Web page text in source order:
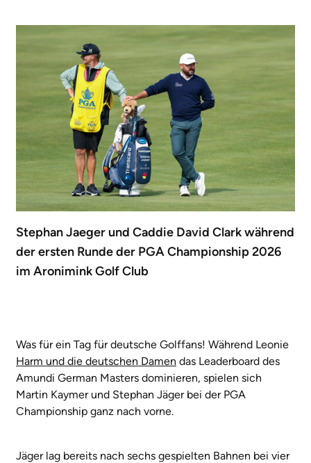
Stephan Jaeger und Caddie David Clark während
der ersten Runde der PGA Championship 2026
im Aronimink Golf Club
Was für ein Tag für deutsche Golffans! Während Leonie
Harm und die deutschen Damen das Leaderboard des
Amundi German Masters dominieren, spielen sich
Martin Kaymer und Stephan Jäger bei der PGA
Championship ganz nach vorne.
Jäger lag bereits nach sechs gespielten Bahnen bei vier